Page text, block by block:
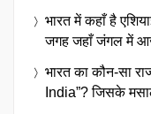
भारत में कहाँ है
जगह जहाँ जंगल में
भारत का कौन-सा
India”? जिसके